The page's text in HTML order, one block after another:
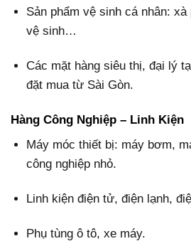
Sản phẩm vệ sinh cá nhân:
vệ sinh…
Các mặt hàng siêu thị, đại lý
đặt mua từ Sài Gòn.
Hàng Công Nghiệp – Linh Kiện
Máy móc thiết bị: máy bơm,
công nghiệp nhỏ.
Linh kiện điện tử, điện lạnh,
Phụ tùng ô tô, xe máy.